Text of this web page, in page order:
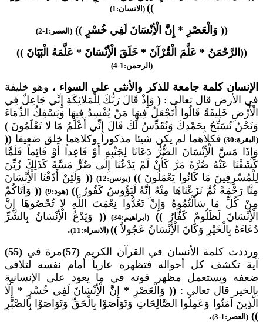
)) (الانسان:1)
(( وَالْعَصْرِ * إِنَّ الْأِنْسَانَ لَفِي خُسْرٍ ))(العصر:1-2)
((الرَّحْمَنُ * عَلَّمَ الْقُرْآنَ * خَلَقَ الْأِنْسَانَ * عَلَّمَهُ الْبَيَانَ ))
(الرحمن:1-4)
الإنسان كلمة جامعة للذكر والأنثى على السواء ، وهو خليفة
في الأرض قال تعالى : ( وَإِذْ قَالَ رَبُّكَ لِلْمَلائِكَةِ إِنِّي جَاعِلٌ فِي
الْأَرْضِ خَلِيفَةً قَالُوا أَتَجْعَلُ فِيهَا مَنْ يُفْسِدُ فِيهَا وَيَسْفِكُ الدِّمَاءَ
وَنَحْنُ نُسَبِّحُ بِحَمْدِكَ وَنُقَدِّسُ لَكَ قَالَ إِنِّي أَعْلَمُ مَا لا تَعْلَمُونَ )
(البقرة:30) فكلاهما لم يكن شيئا مذكورا وكلاهما خلق ضعيفا ((
وَإِذَا مَسَّ الْأِنْسَانَ الضُّرُّ دَعَانَا لِجَنْبِهِ أَوْ قَاعِداً أَوْ قَائِماً فَلَمَّا
كَشَفْنَا عَنْهُ ضُرَّهُ مَرَّ كَأَنْ لَمْ يَدْعُنَا إِلَى ضُرٍّ مَسَّهُ كَذَلِكَ زُيِّنَ
لِلْمُسْرِفِينَ مَا كَانُوا يَعْمَلُونَ ))(يونس:12) (( وَلَئِنْ أَذَقْنَا الْأِنْسَانَ
مِنَّا رَحْمَةً ثُمَّ نَزَعْنَاهَا مِنْهُ إِنَّهُ لَيَؤُوسٌ كَفُورٌ))(هود:9) (( وَآتَاكُمْ
مِنْ كُلِّ مَا سَأَلْتُمُوهُ وَإِنْ تَعُدُّوا نِعْمَتَ اللَّهِ لا تُحْصُوهَا إِنَّ
الْأِنْسَانَ لَظَلُومٌ كَفَّارٌ
)) (ابراهيم:34) (( وَيَدْعُ الْأِنْسَانُ بِالشَّرِّ
دُعَاءَهُ بِالْخَيْرِ وَكَانَ الْأِنْسَانُ عَجُولاً)) (الاسراء:11)
.
ورددت كلمة الأنسان في القرآن الكريم (57) مرة في (55)
آية تكشف كل أحواله فتظهره عارياً أمام نفسه لتلافى
ضعفه ويستعمل مظهر قوته في ما يعود على الإنسانية
بالخير قال تعالى :(( وَالْعَصْرِ * إِنَّ الْأِنْسَانَ لَفِي خُسْرٍ * إِلَّا
الَّذِينَ آمَنُوا وَعَمِلُوا الصَّالِحَاتِ وَتَوَاصَوْا بِالْحَقِّ وَتَوَاصَوْا بِالصَّبْرِ
)) (العصر:1-3)
.